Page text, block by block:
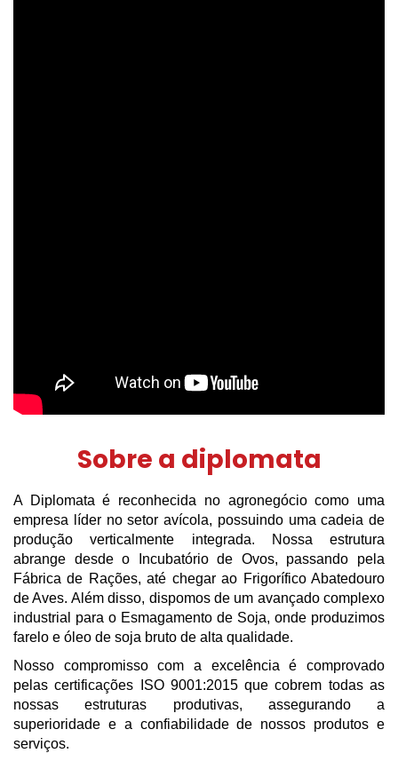
Sobre a diplomata
A Diplomata é reconhecida no agronegócio como uma
empresa líder no setor avícola, possuindo uma cadeia de
produção verticalmente integrada. Nossa estrutura
abrange desde o Incubatório de Ovos, passando pela
Fábrica de Rações, até chegar ao Frigorífico Abatedouro
de Aves. Além disso, dispomos de um avançado complexo
industrial para o Esmagamento de Soja, onde produzimos
farelo e óleo de soja bruto de alta qualidade.
Nosso compromisso com a excelência é comprovado
pelas certificações ISO 9001:2015 que cobrem todas as
nossas estruturas produtivas, assegurando a
superioridade e a confiabilidade de nossos produtos e
serviços.